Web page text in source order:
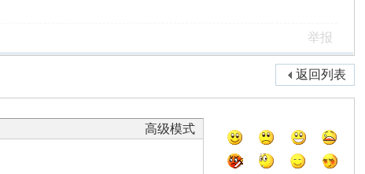
举报
返回列表
高级模式